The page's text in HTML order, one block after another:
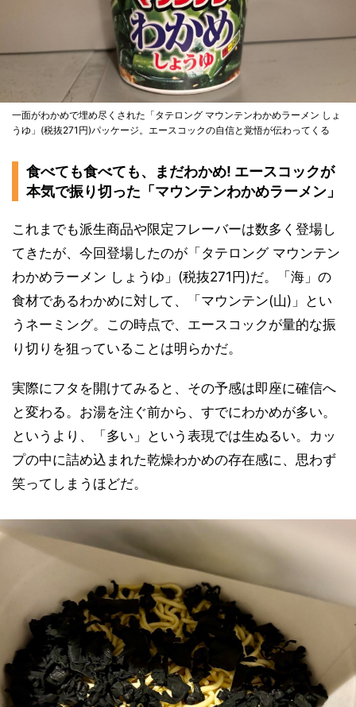
一面がわかめで埋め尽くされた「タテロング マウンテンわかめラーメン しょ
うゆ」(税抜271円)パッケージ。エースコックの自信と覚悟が伝わってくる
食べても食べても、まだわかめ! エースコックが
本気で振り切った「マウンテンわかめラーメン」
これまでも派生商品や限定フレーバーは数多く登場し
てきたが、今回登場したのが「タテロング マウンテン
わかめラーメン しょうゆ」(税抜271円)だ。「海」の
食材であるわかめに対して、「マウンテン(山)」とい
うネーミング。この時点で、エースコックが量的な振
り切りを狙っていることは明らかだ。
実際にフタを開けてみると、その予感は即座に確信へ
と変わる。お湯を注ぐ前から、すでにわかめが多い。
というより、「多い」という表現では生ぬるい。カッ
プの中に詰め込まれた乾燥わかめの存在感に、思わず
笑ってしまうほどだ。